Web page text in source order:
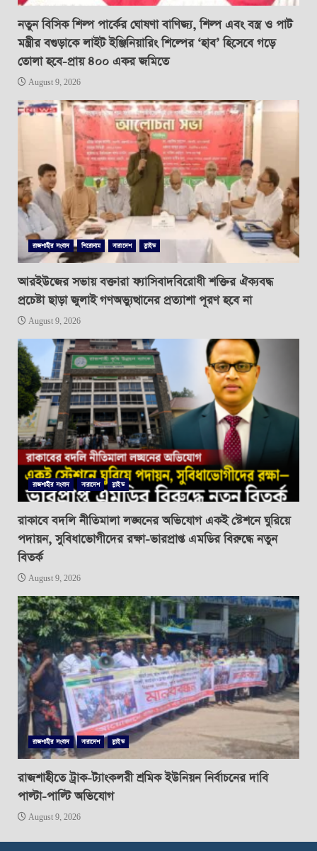
নতুন বিসিক শিল্প পার্কের ঘোষণা বাণিজ্য, শিল্প এবং বস্ত্র ও পাট
মন্ত্রীর বগুড়াকে লাইট ইঞ্জিনিয়ারিং শিল্পের ‘হাব’ হিসেবে গড়ে
তোলা হবে-প্রায় ৪০০ একর জমিতে
August 9, 2026
রাজশাহীর সংবাদ শিরোনাম সারাদেশ স্লাইড
আরইউজের সভায় বক্তারা ফ্যাসিবাদবিরোধী শক্তির ঐক্যবদ্ধ
প্রচেষ্টা ছাড়া জুলাই গণঅভ্যুত্থানের প্রত্যাশা পূরণ হবে না
August 9, 2026
রাজশাহীর সংবাদ সারাদেশ স্লাইড
রাকাবে বদলি নীতিমালা লঙ্ঘনের অভিযোগ একই স্টেশনে ঘুরিয়ে
পদায়ন, সুবিধাভোগীদের রক্ষা-ভারপ্রাপ্ত এমডির বিরুদ্ধে নতুন
বিতর্ক
August 9, 2026
রাজশাহীর সংবাদ সারাদেশ স্লাইড
রাজশাহীতে ট্রাক-ট্যাংকলরী শ্রমিক ইউনিয়ন নির্বাচনের দাবি
পাল্টা-পাল্টি অভিযোগ
August 9, 2026